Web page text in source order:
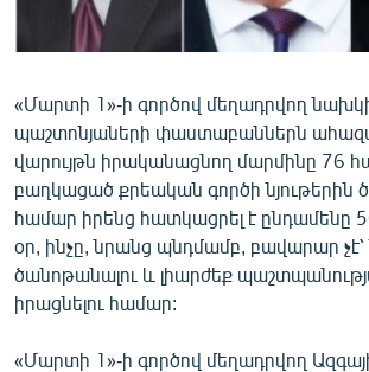
ԱՐԽԻՎ
ԲԱՆԱՎԵՃ
ՁԳՏԵԼՈՎ ԼԱՎԱԳՈՒՅՆԻՆ
ՓՈԴՔԱՍԹ
Հայերեն
English
«Մարտի 1»-ի գործով մեղադրվող
պաշտոնյաների փաստաբաններն
վարույթն իրականացնող մարմինը 76
բաղկացած քրեական գործի նյութերին
համար իրենց հատկացրել է ընդամենը
օր, ինչը, նրանց պնդմամբ, բավարար չէ՝
ծանոթանալու և լիարժեք
իրացնելու համար:
«Մարտի 1»-ի գործով մեղադրվող